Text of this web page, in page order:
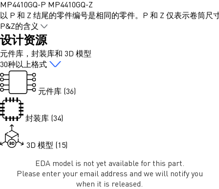
MP4410GQ-P MP4410GQ-Z
以 P 和 Z 结尾的零件编号是相同的零件。P 和 Z 仅表示卷筒尺
P&Z的含义
设计资源
元件库，封装库和 3D 模型
30种以上格式
元件库 (36)
封装库 (34)
3D 模型 (15)
EDA model is not yet available for this part.
Please enter your email address and we will notify you
when it is released.